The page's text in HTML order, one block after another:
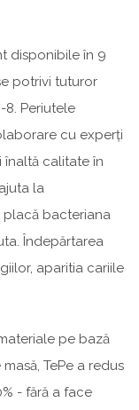
disponibile în 9
potrivi tuturor
8. Periutele
cu experți
calitate în
la
placă bacteriana
Îndepărtarea
aparitia cariile
pe bază
TePe a redus
- fără a face